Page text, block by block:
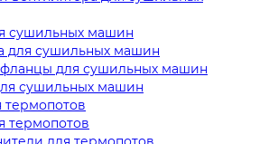
сушильных машин
для сушильных машин
для сушильных машин
сушильных машин
термопотов
термопотов